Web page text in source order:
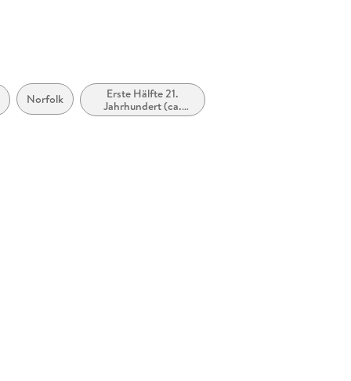
Norfolk
Erste Hälfte 21.
Jahrhundert (ca.
2000 bis ca. 2050)